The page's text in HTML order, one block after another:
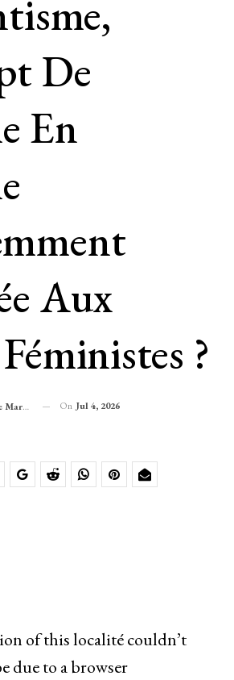
De
En
Aux
?
On Jul 4, 2026
of this localité couldn’t
due to a browser